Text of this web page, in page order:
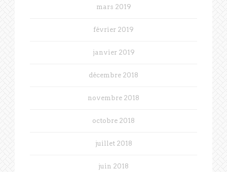
mars 2019
février 2019
janvier 2019
décembre 2018
novembre 2018
octobre 2018
juillet 2018
juin 2018